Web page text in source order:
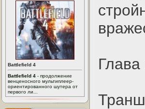
Battlefield 4
Battlefield 4 - продолжение
венценосного мультиплеер-
ориентированного шутера от
первого ли...
Глава